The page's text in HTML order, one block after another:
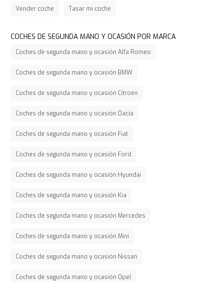
Vender coche Tasar mi coche
COCHES DE SEGUNDA MANO Y OCASIÓN POR MARCA
Coches de segunda mano y ocasión Alfa Romeo
Coches de segunda mano y ocasión BMW
Coches de segunda mano y ocasión Citroen
Coches de segunda mano y ocasión Dacia
Coches de segunda mano y ocasión Fiat
Coches de segunda mano y ocasión Ford
Coches de segunda mano y ocasión Hyundai
Coches de segunda mano y ocasión Kia
Coches de segunda mano y ocasión Mercedes
Coches de segunda mano y ocasión Mini
Coches de segunda mano y ocasión Nissan
Coches de segunda mano y ocasión Opel